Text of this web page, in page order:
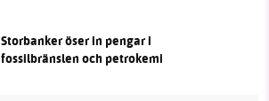
Storbanker öser in pengar i
fossilbränslen och petrokemi